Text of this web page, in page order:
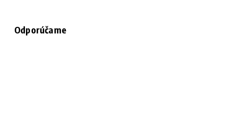
Odporúčame